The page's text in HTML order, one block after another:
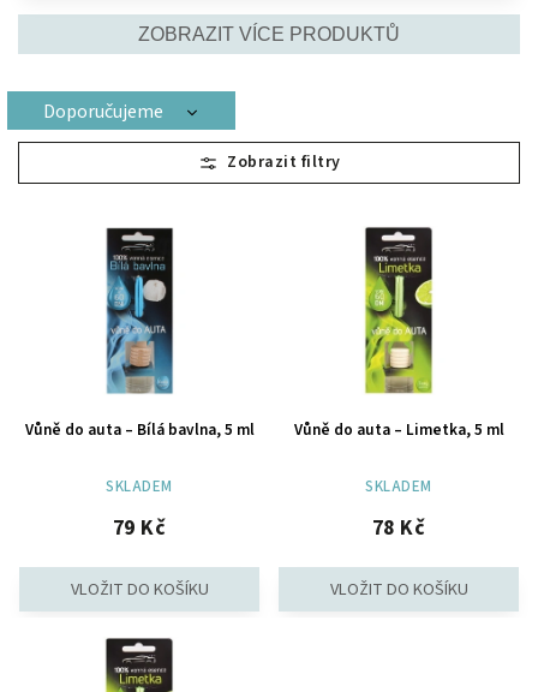
ZOBRAZIT VÍCE PRODUKTŮ
Doporučujeme
Nejlevnější
Nejdražší
Nejprodávanější
Abecedně
Vůně do auta – Bílá bavlna, 5 ml
SKLADEM
79 Kč
Vůně do auta – Limetka, 5 ml
SKLADEM
78 Kč